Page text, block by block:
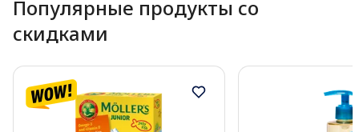
Популярные продукты со
скидками